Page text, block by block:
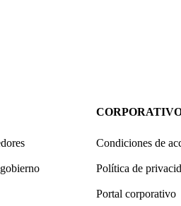
Condiciones de
Política de
Portal corporativo